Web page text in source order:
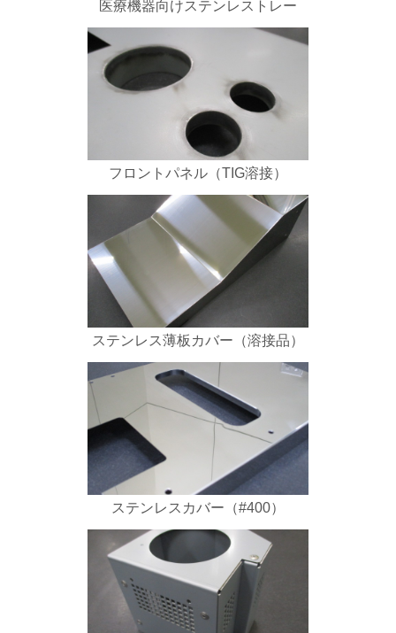
医療機器向けステンレストレー
フロントパネル（TIG溶接）
ステンレス薄板カバー（溶接品）
ステンレスカバー（#400）